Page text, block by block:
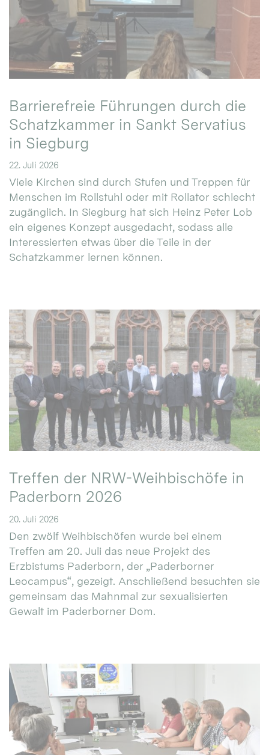
Barrierefreie Führungen durch die
Schatzkammer in Sankt Servatius
in Siegburg
22. Juli 2026
Viele Kirchen sind durch Stufen und Treppen für
Menschen im Rollstuhl oder mit Rollator schlecht
zugänglich. In Siegburg hat sich Heinz Peter Lob
ein eigenes Konzept ausgedacht, sodass alle
Interessierten etwas über die Teile in der
Schatzkammer lernen können.
Treffen der NRW-Weihbischöfe in
Paderborn 2026
20. Juli 2026
Den zwölf Weihbischöfen wurde bei einem
Treffen am 20. Juli das neue Projekt des
Erzbistums Paderborn, der „Paderborner
Leocampus“, gezeigt. Anschließend besuchten sie
gemeinsam das Mahnmal zur sexualisierten
Gewalt im Paderborner Dom.